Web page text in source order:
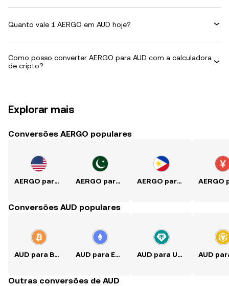
Quanto vale 1 AERGO em AUD hoje?
Como posso converter AERGO para AUD com a calculadora
de cripto?
Explorar mais
Conversões AERGO populares
AERGO para USD AERGO para PKR AERGO para PHP
Conversões AUD populares
AUD para BTC AUD para ETH AUD para USDT
Outras conversões de AUD